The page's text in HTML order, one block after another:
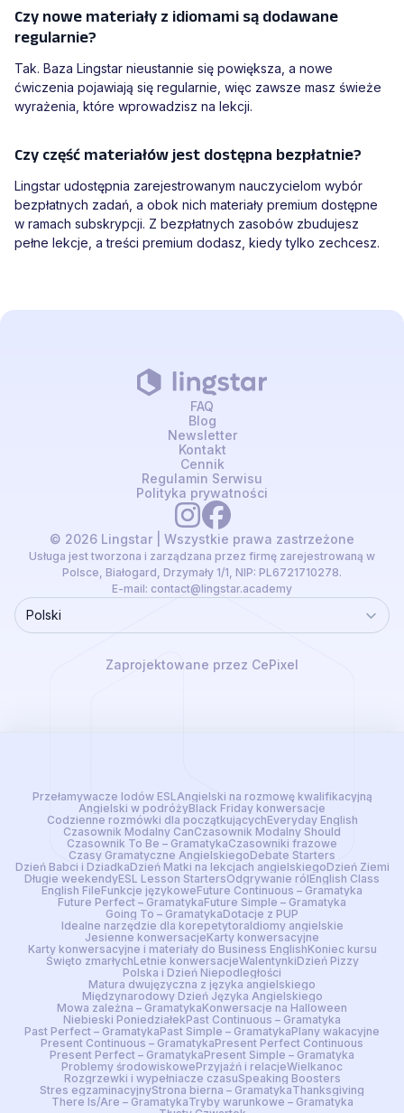
Czy nowe materiały z idiomami są dodawane
regularnie?
Tak. Baza Lingstar nieustannie się powiększa, a nowe
ćwiczenia pojawiają się regularnie, więc zawsze masz świeże
wyrażenia, które wprowadzisz na lekcji.
Czy część materiałów jest dostępna bezpłatnie?
Lingstar udostępnia zarejestrowanym nauczycielom wybór
bezpłatnych zadań, a obok nich materiały premium dostępne
w ramach subskrypcji. Z bezpłatnych zasobów zbudujesz
pełne lekcje, a treści premium dodasz, kiedy tylko zechcesz.
© 2026 Lingstar | Wszystkie prawa zastrzeżone
Usługa jest tworzona i zarządzana przez firmę zarejestrowaną w
Polsce, Białogard, Drzymały 1/1, NIP: PL6721710278.
E-mail: contact@lingstar.academy
FAQ
Blog
Newsletter
Kontakt
Cennik
Regulamin Serwisu
Polityka prywatności
Language
Polski
Zaprojektowane przez CePixel
Przełamywacze lodów ESLAngielski na rozmowę kwalifikacyjną
Angielski w podróżyBlack Friday konwersacje
Codzienne rozmówki dla początkującychEveryday English
Czasownik Modalny CanCzasownik Modalny Should
Czasownik To Be – GramatykaCzasowniki frazowe
Czasy Gramatyczne AngielskiegoDebate Starters
Dzień Babci i DziadkaDzień Matki na lekcjach angielskiegoDzień Ziemi
Długie weekendyESL Lesson StartersOdgrywanie rólEnglish Class
English FileFunkcje językoweFuture Continuous – Gramatyka
Future Perfect – GramatykaFuture Simple – Gramatyka
Going To – GramatykaDotacje z PUP
Idealne narzędzie dla korepetytoraIdiomy angielskie
Jesienne konwersacjeKarty konwersacyjne
Karty konwersacyjne i materiały do Business EnglishKoniec kursu
Święto zmarłychLetnie konwersacjeWalentynkiDzień Pizzy
Polska i Dzień Niepodległości
Matura dwujęzyczna z języka angielskiego
Międzynarodowy Dzień Języka Angielskiego
Mowa zależna – GramatykaKonwersacje na Halloween
Niebieski PoniedziałekPast Continuous – Gramatyka
Past Perfect – GramatykaPast Simple – GramatykaPlany wakacyjne
Present Continuous – GramatykaPresent Perfect Continuous
Present Perfect – GramatykaPresent Simple – Gramatyka
Problemy środowiskowePrzyjaźń i relacjeWielkanoc
Rozgrzewki i wypełniacze czasuSpeaking Boosters
Stres egzaminacyjnyStrona bierna – GramatykaThanksgiving
There Is/Are – GramatykaTryby warunkowe – Gramatyka